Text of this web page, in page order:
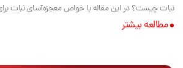
نبات چیست؟ در این مقاله با خواص معجزه‌آسای نبات
مطالعه بیشتر